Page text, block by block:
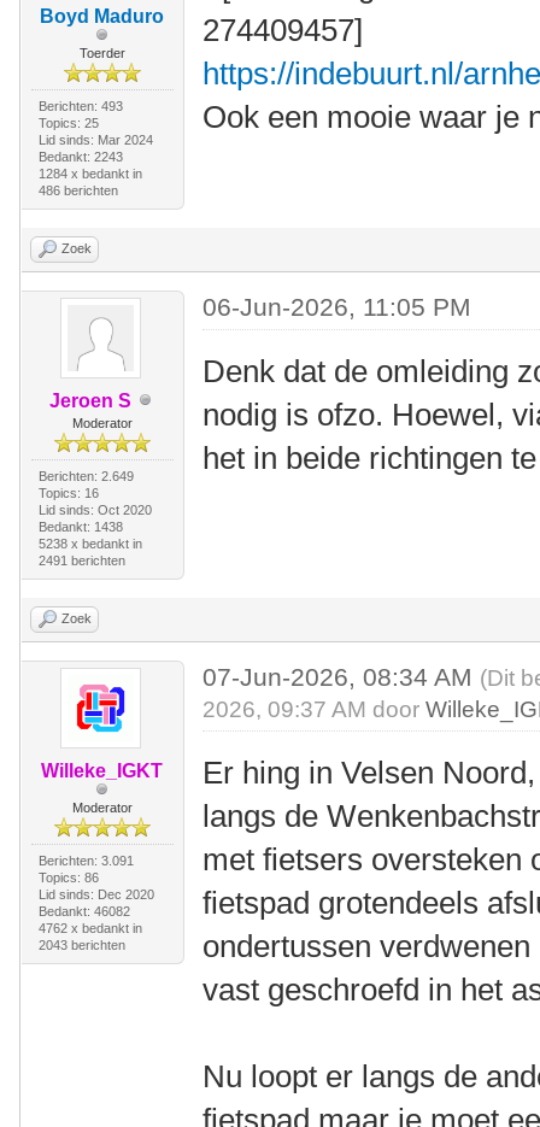
Boyd Maduro
Toerder
Berichten: 493
Topics: 25
Lid sinds: Mar 2024
Bedankt: 2243
1284 x bedankt in
486 berichten
https://indebuurt.nl/
Ook een mooie waar je
Zoek
Jeroen S
Moderator
Berichten: 2.649
Topics: 16
Lid sinds: Oct 2020
Bedankt: 1438
5238 x bedankt in
2491 berichten
06-Jun-2026, 11:05 PM
Denk dat de omleiding
nodig is ofzo. Hoewel,
het in beide richtingen
Zoek
Willeke_IGKT
Moderator
Berichten: 3.091
Topics: 86
Lid sinds: Dec 2020
Bedankt: 46082
4762 x bedankt in
2043 berichten
07-Jun-2026, 08:34 AM (Dit
2026, 09:37 AM door
Er hing in Velsen
langs de
met fietsers oversteken
fietspad grotendeels
ondertussen
vast geschroefd in het
Nu loopt er langs de
fietspad maar je moet